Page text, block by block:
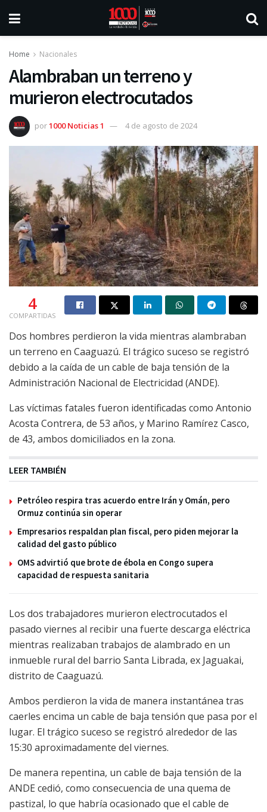
Home Nacionales
Alambraban un terreno y
murieron electrocutados
por1000 Noticias 1 4 de agosto de 2024
4
COMPARTIDAS
Dos hombres perdieron la vida mientras alambraban
un terreno en Caaguazú. El trágico suceso se registró
debido a la caída de un cable de baja tensión de la
Administración Nacional de Electricidad (ANDE).
Las víctimas fatales fueron identificadas como Antonio
Acosta Contrera, de 53 años, y Marino Ramírez Casco,
de 43, ambos domiciliados en la zona.
LEER TAMBIÉN
Petróleo respira tras acuerdo entre Irán y Omán, pero
Ormuz continúa sin operar
Empresarios respaldan plan fiscal, pero piden mejorar la
calidad del gasto público
OMS advirtió que brote de ébola en Congo supera
capacidad de respuesta sanitaria
Los dos trabajadores murieron electrocutados el
pasado viernes al recibir una fuerte descarga eléctrica
mientras realizaban trabajos de alambrado en un
inmueble rural del barrio Santa Librada, ex Jaguakai,
distrito de Caaguazú.
Ambos perdieron la vida de manera instantánea tras
caerles encima un cable de baja tensión que pasa por el
lugar. El trágico suceso se registró alrededor de las
15:30 aproximadamente del viernes.
De manera repentina, un cable de baja tensión de la
ANDE cedió, como consecuencia de una quema de
pastizal, lo que habría ocasionado que el cable de